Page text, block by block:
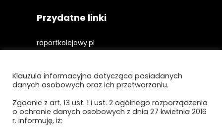
Przydatne linki
raportkolejowy.pl
kolejowefirmy.pl
Polityka prywatności i cookies
Klauzula informacyjna dotycząca posiadanych
danych osobowych oraz ich przetwarzaniu.
Zgodnie z art. 13 ust. 1 i ust. 2 ogólnego rozporządzenia
o ochronie danych osobowych z dnia 27 kwietnia 2016
r. informuję, iż: